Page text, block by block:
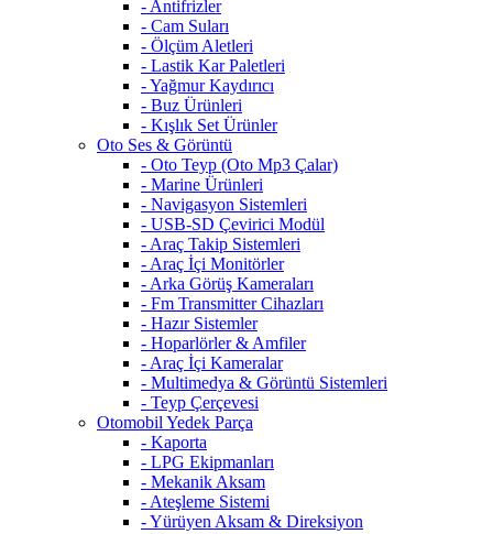
- Antifrizler
- Cam Suları
- Ölçüm Aletleri
- Lastik Kar Paletleri
- Yağmur Kaydırıcı
- Buz Ürünleri
- Kışlık Set Ürünler
Oto Ses & Görüntü
- Oto Teyp (Oto Mp3 Çalar)
- Marine Ürünleri
- Navigasyon Sistemleri
- USB-SD Çevirici Modül
- Araç Takip Sistemleri
- Araç İçi Monitörler
- Arka Görüş Kameraları
- Fm Transmitter Cihazları
- Hazır Sistemler
- Hoparlörler & Amfiler
- Araç İçi Kameralar
- Multimedya & Görüntü Sistemleri
- Teyp Çerçevesi
Otomobil Yedek Parça
- Kaporta
- LPG Ekipmanları
- Mekanik Aksam
- Ateşleme Sistemi
- Yürüyen Aksam & Direksiyon